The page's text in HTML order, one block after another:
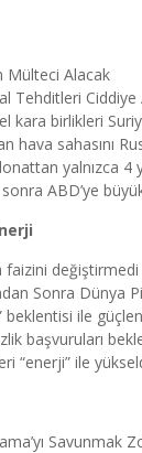
Mülteci Alacak
Tehditleri Ciddiye
kara birlikleri
hava sahasını
yalnızca 4
ABD’ye
faizini değiştirmedi
Sonra Dünya
beklentisi ile
başvuruları
“enerji” ile
Savunmak